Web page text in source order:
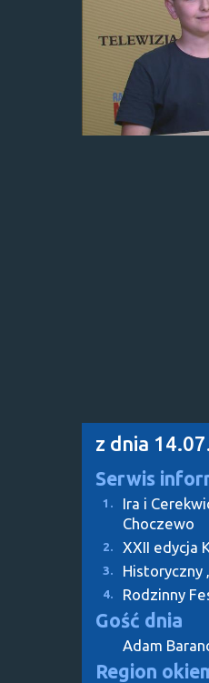
z dnia
Serwis
1.
Ira i
Choczewo
2. XXII edycja
3. Historyczny
4. Rodzinny
Gość dnia
Adam
Region